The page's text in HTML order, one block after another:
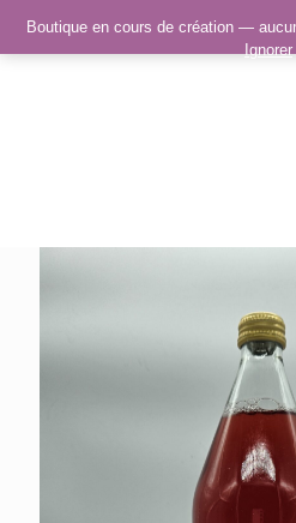
Boutique en cours de création —
Ignorer